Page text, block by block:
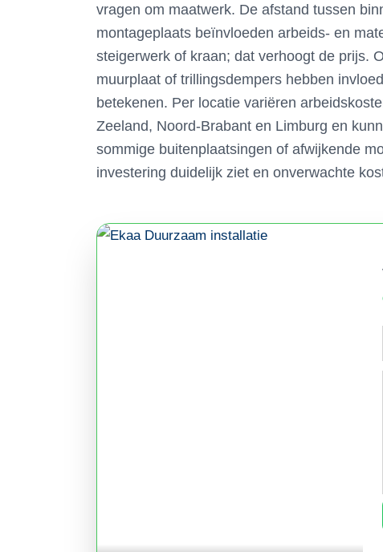
vragen om maatwerk. De afstand tussen
montageplaats beïnvloeden arbeids- en
steigerwerk of kraan; dat verhoogt de prijs.
muurplaat of trillingsdempers hebben
betekenen. Per locatie variëren
Zeeland, Noord-Brabant en Limburg en
sommige buitenplaatsingen of afwijkende
investering duidelijk ziet en onverwachte